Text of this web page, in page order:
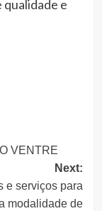
e
VENTRE
Next:
e serviços para
modalidade de